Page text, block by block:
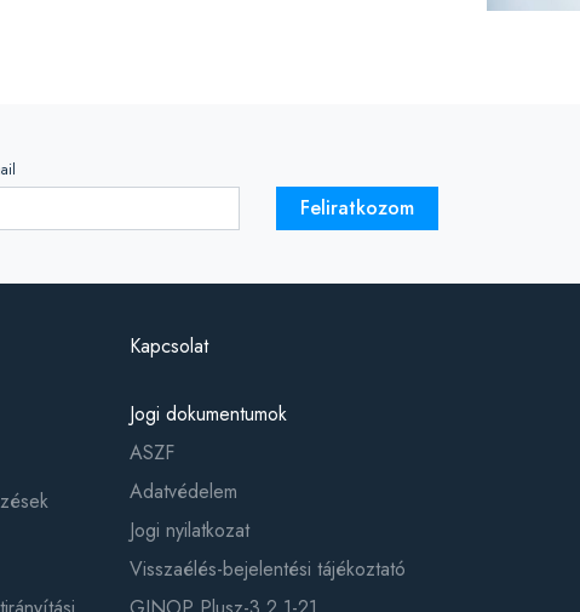
Feliratkozom
Kapcsolat
Jogi dokumentumok
ASZF
Adatvédelem
Jogi nyilatkozat
Visszaélés-bejelentési tájékoztató